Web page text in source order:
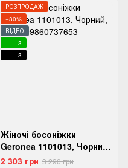
РОЗПРОДАЖ
−30%
ВІДЕО
3
3
Жіночі босоніжки
Geronea 1101013, Чорний,
37, 2999860737653
2 303 грн 3 290 грн